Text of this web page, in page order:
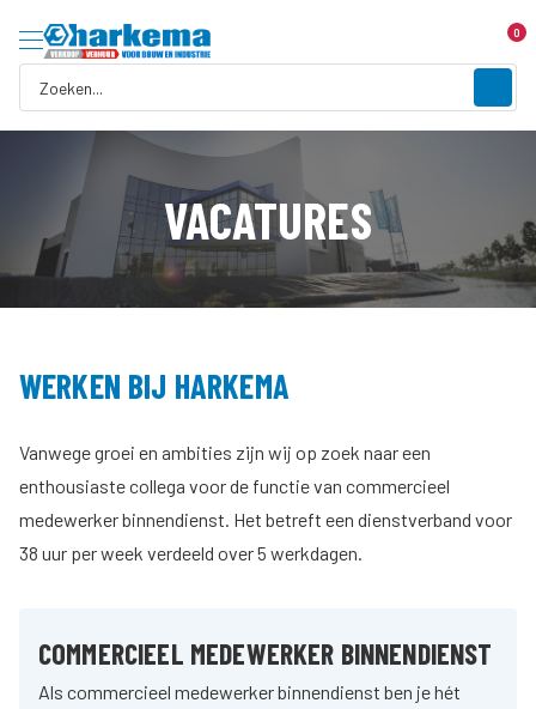
0
VACATURES
WERKEN BIJ HARKEMA
Vanwege groei en ambities zijn wij op zoek naar een
enthousiaste collega voor de functie van commercieel
medewerker binnendienst. Het betreft een dienstverband voor
38 uur per week verdeeld over 5 werkdagen.
COMMERCIEEL MEDEWERKER BINNENDIENST
Als commercieel medewerker binnendienst ben je hét